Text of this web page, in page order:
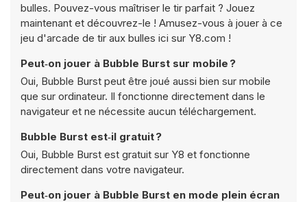
bulles. Pouvez-vous maîtriser le tir parfait ? Jouez
maintenant et découvrez-le ! Amusez-vous à jouer à ce
jeu d'arcade de tir aux bulles ici sur Y8.com !
Peut‑on jouer à Bubble Burst sur mobile ?
Oui, Bubble Burst peut être joué aussi bien sur mobile
que sur ordinateur. Il fonctionne directement dans le
navigateur et ne nécessite aucun téléchargement.
Bubble Burst est‑il gratuit ?
Oui, Bubble Burst est gratuit sur Y8 et fonctionne
directement dans votre navigateur.
Peut‑on jouer à Bubble Burst en mode plein écran